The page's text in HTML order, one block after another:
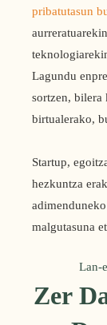
pribatutasun
Lagundu
sortzen,
birtualerako,
Startup,
hezkuntza
malgutasuna
Lan-
Zer